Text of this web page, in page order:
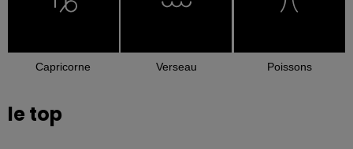
Capricorne Verseau Poissons
le top